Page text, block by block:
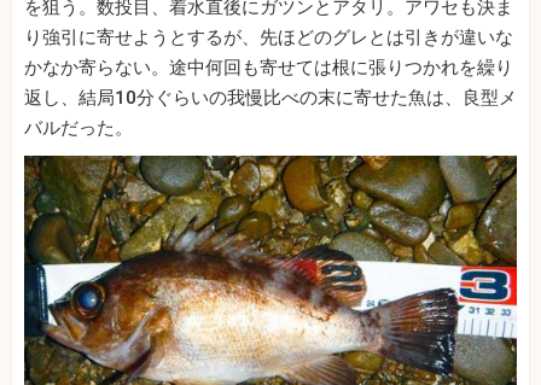
を狙う。数投目、着水直後にガツンとアタリ。アワセも決ま
り強引に寄せようとするが、先ほどのグレとは引きが違いな
かなか寄らない。途中何回も寄せては根に張りつかれを繰り
返し、結局10分ぐらいの我慢比べの末に寄せた魚は、良型メ
バルだった。